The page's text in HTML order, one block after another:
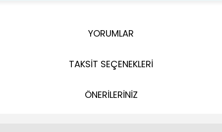
YORUMLAR
TAKSİT SEÇENEKLERİ
ÖNERİLERİNİZ